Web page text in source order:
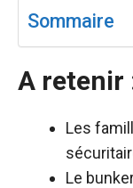
Sommaire
A retenir
Les
Le